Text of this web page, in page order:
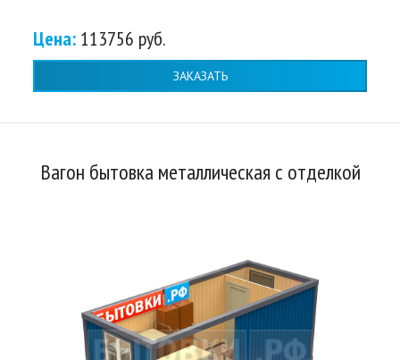
Цена: 113756 руб.
ЗАКАЗАТЬ
Вагон бытовка металлическая с отделкой